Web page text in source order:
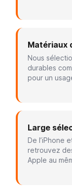
Matériaux
Nous
durables
pour un
Large
De l’iPhone
retrouvez
Apple au